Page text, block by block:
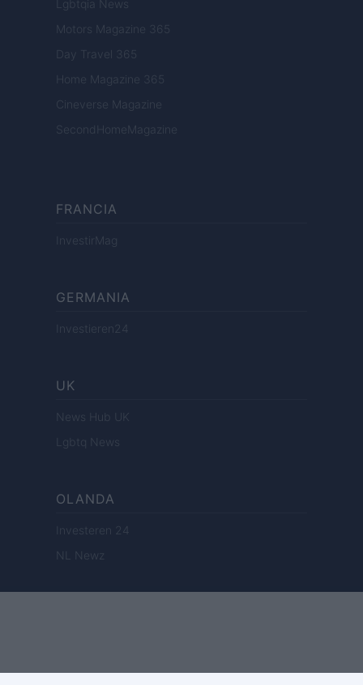
Lgbtqia News
Motors Magazine 365
Day Travel 365
Home Magazine 365
Cineverse Magazine
SecondHomeMagazine
FRANCIA
InvestirMag
GERMANIA
Investieren24
UK
News Hub UK
Lgbtq News
OLANDA
Investeren 24
NL Newz